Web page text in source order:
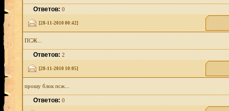
Ответов:0
[28-11-2010 00:42]
ПСЖ...
Ответов:2
[28-11-2010 10:05]
прошу блок псж...
Ответов:0